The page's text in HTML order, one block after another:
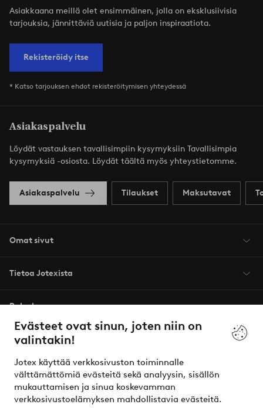
Evästeet ovat sinun, joten niin on
valintakin!
Jotex käyttää verkkosivuston toiminnalle
välttämättömiä evästeitä sekä analyysin, sisällön
mukauttamisen ja sinua koskevamman
verkkosivustoelämyksen mahdollistavia evästeitä.
Asiakkaana meillä olet ensimmäinen, jolla on eksklusiivisia
tarjouksia, jännittäviä uutisia ja paljon inspiraatiota.
Rekisteröidy itse
* Katso tarjouksen ehdot rekisteröitymisen yhteydessä
Asiakaspalvelu
Löydät vastauksen tavallisimpiin kysymyksiin Tavallisimpia
kysymyksiä -osiosta. Löydät täältä myös yhteystietomme.
Asiakaspalvelu Tilaukset Maksutavat
Omat sivut
Tietoa Jotexista
Palvelumme
Ehdot
Ystävät